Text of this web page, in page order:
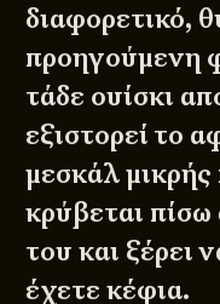
διαφορετικό,
προηγούμενη
τάδε ουίσκι
εξιστορεί το
μεσκάλ
κρύβεται
του και ξέρει
έχετε κέφια.